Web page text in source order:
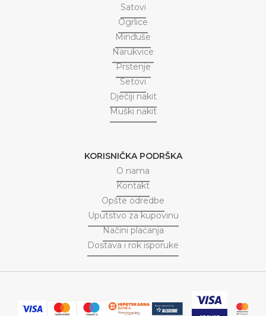
Satovi
Ogrlice
Minđuše
Narukvice
Prstenje
Setovi
Dječiji nakit
Muški nakit
KORISNIČKA PODRŠKA
O nama
Kontakt
Opšte odredbe
Uputstvo za kupovinu
Načini plaćanja
Dostava i rok isporuke